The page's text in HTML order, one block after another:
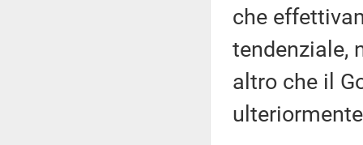
che
tendenziale,
altro che il